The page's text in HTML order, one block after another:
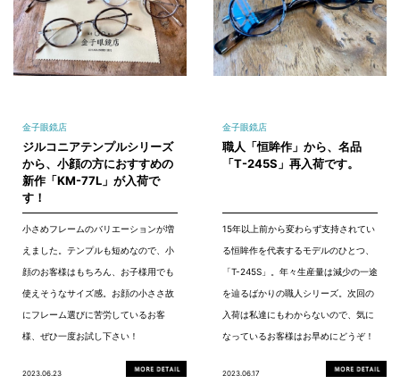
金子眼鏡店
ジルコニアテンプルシリーズ
から、小顔の方におすすめの
新作「KM-77L」が入荷で
す！
小さめフレームのバリエーションが増
えました。テンプルも短めなので、小
顔のお客様はもちろん、お子様用でも
使えそうなサイズ感。お顔の小ささ故
にフレーム選びに苦労しているお客
様、ぜひ一度お試し下さい！
2023.06.23
金子眼鏡店
職人「恒眸作」から、名品
「T-245S」再入荷です。
15年以上前から変わらず支持されてい
る恒眸作を代表するモデルのひとつ、
「T-245S」。年々生産量は減少の一途
を辿るばかりの職人シリーズ。次回の
入荷は私達にもわからないので、気に
なっているお客様はお早めにどうぞ！
2023.06.17